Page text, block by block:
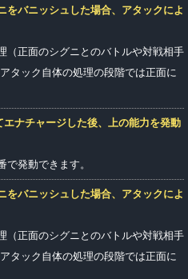
バニッシュした場合、アタックによ
（正面のシグニとのバトルや対戦相手
タック自体の処理の段階では正面に
ナチャージした後、上の能力を発動
発動できます。
バニッシュした場合、アタックによ
（正面のシグニとのバトルや対戦相手
タック自体の処理の段階では正面に